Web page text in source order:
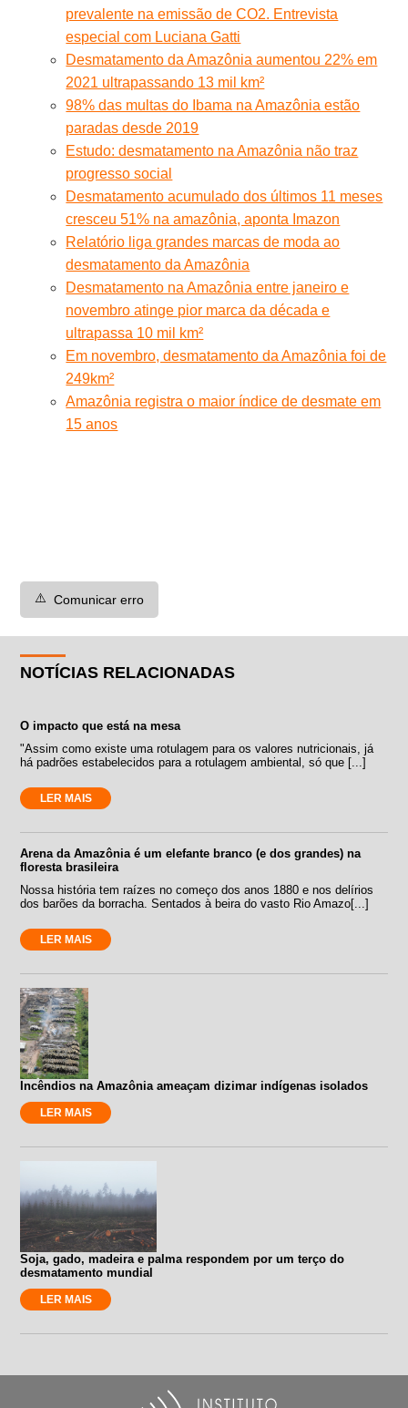
prevalente na emissão de CO2. Entrevista
especial com Luciana Gatti
Desmatamento da Amazônia aumentou 22% em
2021 ultrapassando 13 mil km²
98% das multas do Ibama na Amazônia estão
paradas desde 2019
Estudo: desmatamento na Amazônia não traz
progresso social
Desmatamento acumulado dos últimos 11 meses
cresceu 51% na amazônia, aponta Imazon
Relatório liga grandes marcas de moda ao
desmatamento da Amazônia
Desmatamento na Amazônia entre janeiro e
novembro atinge pior marca da década e
ultrapassa 10 mil km²
Em novembro, desmatamento da Amazônia foi de
249km²
Amazônia registra o maior índice de desmate em
15 anos
⚠️ Comunicar erro
NOTÍCIAS RELACIONADAS
O impacto que está na mesa
"Assim como existe uma rotulagem para os valores nutricionais, já
há padrões estabelecidos para a rotulagem ambiental, só que [...]
LER MAIS
Arena da Amazônia é um elefante branco (e dos grandes) na
floresta brasileira
Nossa história tem raízes no começo dos anos 1880 e nos delírios
dos barões da borracha. Sentados à beira do vasto Rio Amazo[...]
LER MAIS
Incêndios na Amazônia ameaçam dizimar indígenas isolados
LER MAIS
Soja, gado, madeira e palma respondem por um terço do
desmatamento mundial
LER MAIS